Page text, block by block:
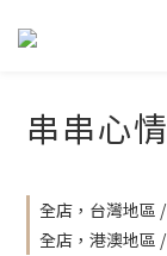
串串心情
全店，台灣地區
全店，港澳地區